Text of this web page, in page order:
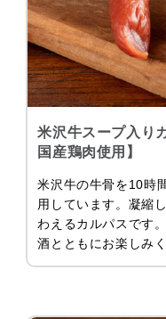
米沢牛スープ入り
国産鶏肉使用】
米沢牛の牛骨を10時
用しています。凝縮
わえるカルパスです
酒とともにお楽しみ